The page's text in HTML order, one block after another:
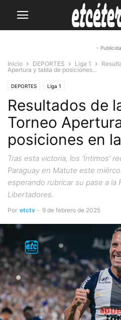
-
Inicio DEPORTES Liga 1
Apertura y tabla de posiciones...
DEPORTES Liga 1
Resultados de
Torneo
posiciones en
Tras esta victoria, los ‘Íntimos’
Paraguay en Matute este
esperando rubricar su pase a la
Libertadores.
Por etctv - 9 de febrero de 2025